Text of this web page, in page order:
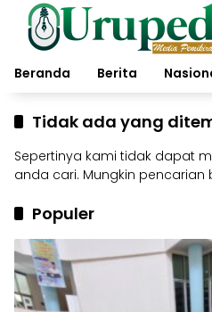
Langsung
konten
Beranda
Berita
Tidak ada yang
Sepertinya kami tidak dapat
anda cari. Mungkin pencarian
Populer